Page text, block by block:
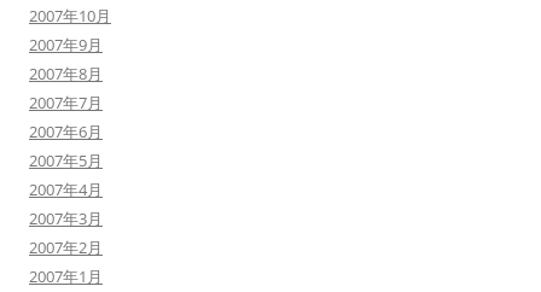
2007年10月
2007年9月
2007年8月
2007年7月
2007年6月
2007年5月
2007年4月
2007年3月
2007年2月
2007年1月